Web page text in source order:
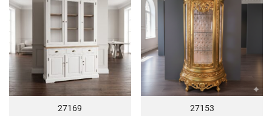
27169 27153